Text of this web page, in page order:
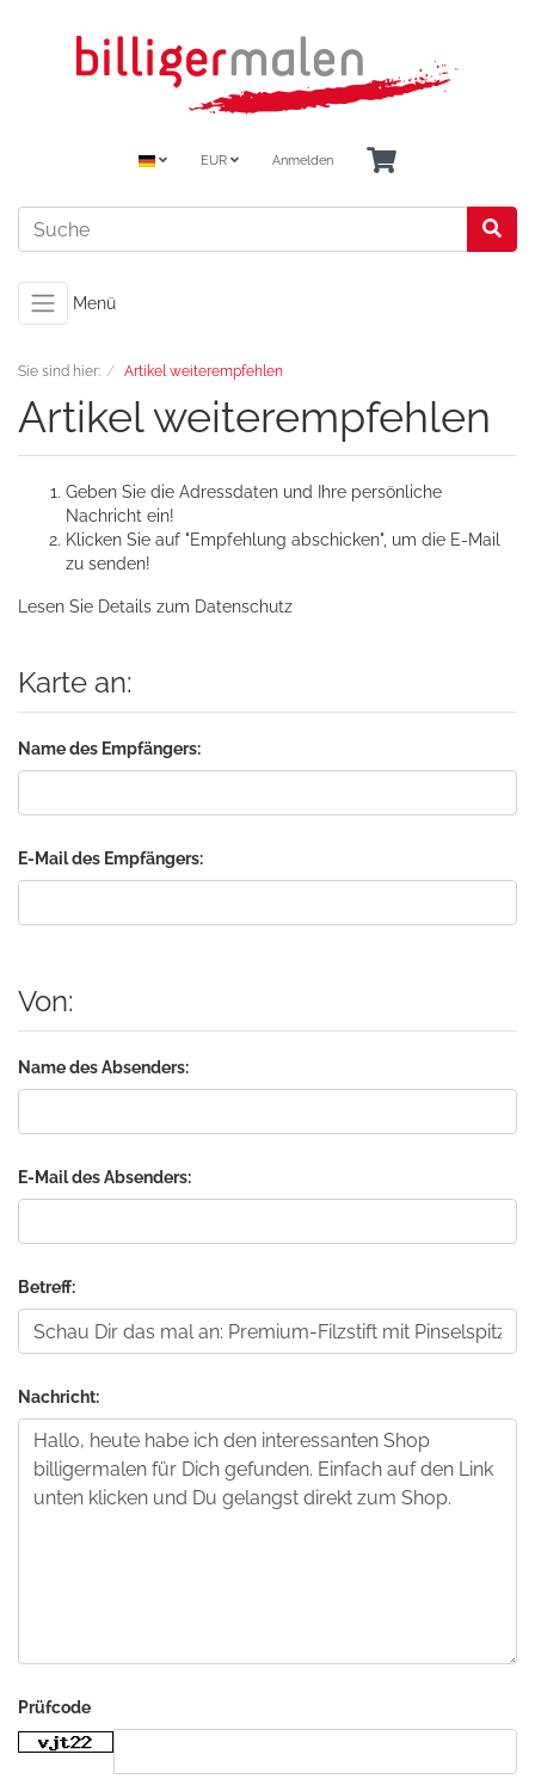
EUR Anmelden
Menü
Sie sind hier: Artikel weiterempfehlen
Artikel weiterempfehlen
Geben Sie die Adressdaten und Ihre persönliche
Nachricht ein!
Klicken Sie auf "Empfehlung abschicken", um die E-Mail
zu senden!
Lesen Sie Details zum Datenschutz
Karte an:
Name des Empfängers:
E-Mail des Empfängers:
Von:
Name des Absenders:
E-Mail des Absenders:
Betreff:
Nachricht:
Prüfcode